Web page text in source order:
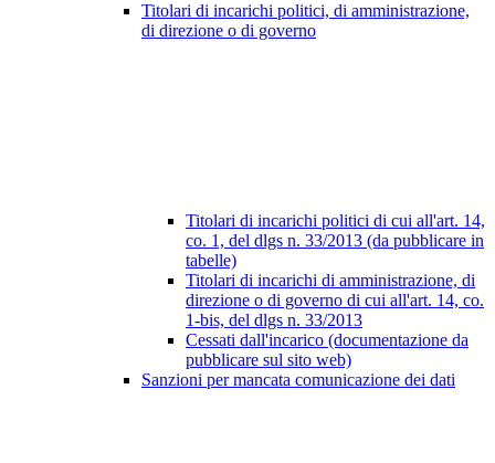
Titolari di incarichi politici, di amministrazione,
di direzione o di governo
Titolari di incarichi politici di cui all'art. 14,
co. 1, del dlgs n. 33/2013 (da pubblicare in
tabelle)
Titolari di incarichi di amministrazione, di
direzione o di governo di cui all'art. 14, co.
1-bis, del dlgs n. 33/2013
Cessati dall'incarico (documentazione da
pubblicare sul sito web)
Sanzioni per mancata comunicazione dei dati